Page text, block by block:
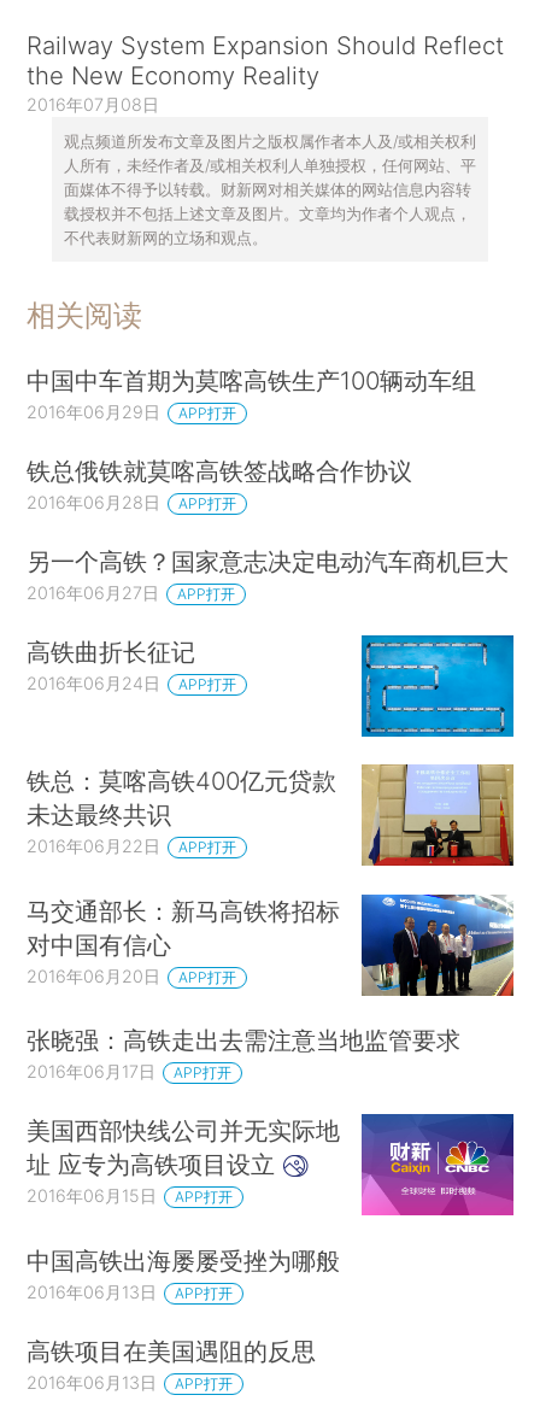
Railway System Expansion Should Reflect
the New Economy Reality
2016年07月08日
观点频道所发布文章及图片之版权属作者本人及/或相关权利
人所有，未经作者及/或相关权利人单独授权，任何网站、平
面媒体不得予以转载。财新网对相关媒体的网站信息内容转
载授权并不包括上述文章及图片。文章均为作者个人观点，
不代表财新网的立场和观点。
相关阅读
中国中车首期为莫喀高铁生产100辆动车组
2016年06月29日 APP打开
铁总俄铁就莫喀高铁签战略合作协议
2016年06月28日 APP打开
另一个高铁？国家意志决定电动汽车商机巨大
2016年06月27日 APP打开
高铁曲折长征记
2016年06月24日 APP打开
铁总：莫喀高铁400亿元贷款
未达最终共识
2016年06月22日 APP打开
马交通部长：新马高铁将招标
对中国有信心
2016年06月20日 APP打开
张晓强：高铁走出去需注意当地监管要求
2016年06月17日 APP打开
美国西部快线公司并无实际地
址 应专为高铁项目设立
2016年06月15日 APP打开
中国高铁出海屡屡受挫为哪般
2016年06月13日 APP打开
高铁项目在美国遇阻的反思
2016年06月13日 APP打开